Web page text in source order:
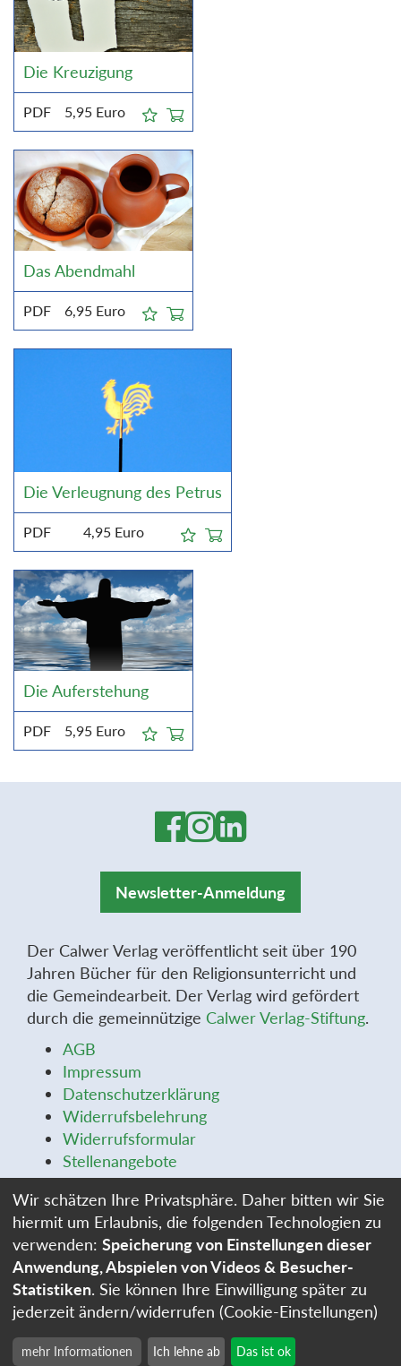
Die Kreuzigung
PDF 5,95 Euro
Das Abendmahl
PDF 6,95 Euro
Die Verleugnung des Petrus
PDF 4,95 Euro
Die Auferstehung
PDF 5,95 Euro
Newsletter-Anmeldung
Der Calwer Verlag veröffentlicht seit über 190
Jahren Bücher für den Religionsunterricht und
die Gemeindearbeit. Der Verlag wird gefördert
durch die gemeinnützige Calwer Verlag-Stiftung.
AGB
Impressum
Datenschutzerklärung
Widerrufsbelehrung
Widerrufsformular
Stellenangebote
Cookie-Einstellungen
Wir schätzen Ihre Privatsphäre. Daher bitten wir Sie
hiermit um Erlaubnis, die folgenden Technologien zu
verwenden: Speicherung von Einstellungen dieser
Anwendung, Abspielen von Videos & Besucher-
Statistiken. Sie können Ihre Einwilligung später zu
jederzeit ändern/widerrufen (Cookie-Einstellungen)
mehr Informationen Ich lehne ab Das ist ok